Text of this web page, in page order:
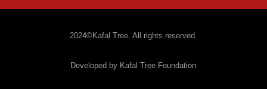
2024©Kafal Tree. All rights reserved.
Developed by Kafal Tree Foundation